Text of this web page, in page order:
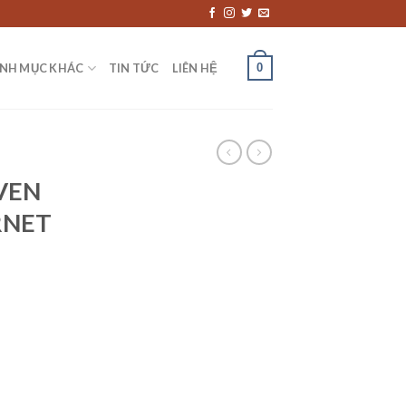
MỤC KHÁC TIN TỨC LIÊN HỆ 0